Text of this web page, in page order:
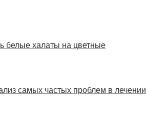
белые халаты на цветные
самых частых проблем в лечении